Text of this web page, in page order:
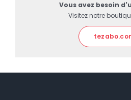
Vous avez besoin
Visitez notre